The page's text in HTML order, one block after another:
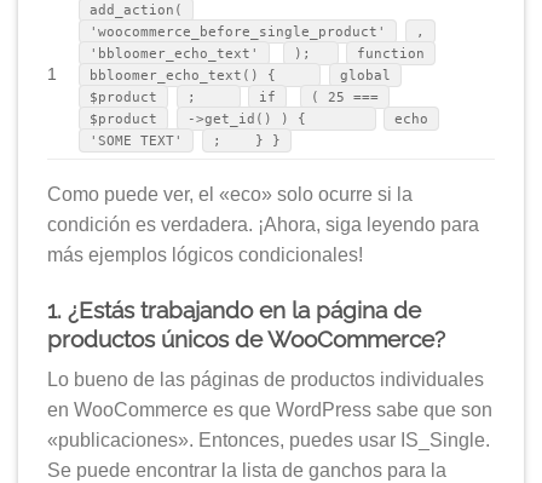
1
add_action(
'woocommerce_before_single_product'
,
'bbloomer_echo_text'
);
function
bbloomer_echo_text() {
global
$product
; if
( 25 ===
$product
->get_id() ) {
echo
'SOME TEXT'
; } }
Como puede ver, el «eco» solo ocurre si la
condición es verdadera. ¡Ahora, siga leyendo para
más ejemplos lógicos condicionales!
1. ¿Estás trabajando en la página de
productos únicos de WooCommerce?
Lo bueno de las páginas de productos individuales
en WooCommerce es que WordPress sabe que son
«publicaciones». Entonces, puedes usar IS_Single.
Se puede encontrar la lista de ganchos para la